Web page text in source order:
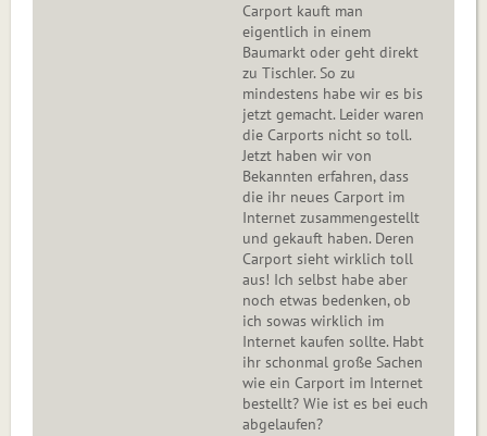
Carport kauft man
eigentlich in einem
Baumarkt oder geht direkt
zu Tischler. So zu
mindestens habe wir es bis
jetzt gemacht. Leider waren
die Carports nicht so toll.
Jetzt haben wir von
Bekannten erfahren, dass
die ihr neues Carport im
Internet zusammengestellt
und gekauft haben. Deren
Carport sieht wirklich toll
aus! Ich selbst habe aber
noch etwas bedenken, ob
ich sowas wirklich im
Internet kaufen sollte. Habt
ihr schonmal große Sachen
wie ein Carport im Internet
bestellt? Wie ist es bei euch
abgelaufen?